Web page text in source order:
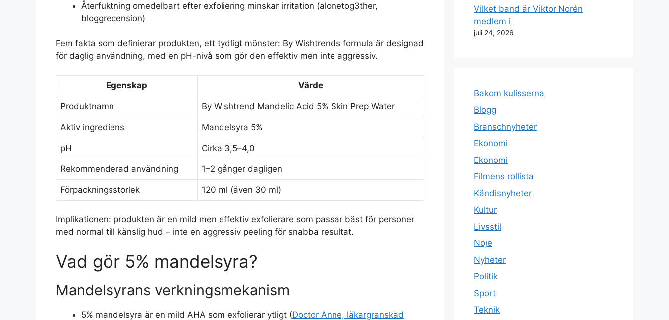
Återfuktning omedelbart efter exfoliering minskar irritation (alonetog3ther,
bloggrecension)
Fem fakta som definierar produkten, ett tydligt mönster: By Wishtrends formula är designad
för daglig användning, med en pH-nivå som gör den effektiv men inte aggressiv.
Egenskap Värde
Produktnamn By Wishtrend Mandelic Acid 5% Skin Prep Water
Aktiv ingrediens Mandelsyra 5%
pH Cirka 3,5–4,0
Rekommenderad användning 1–2 gånger dagligen
Förpackningsstorlek 120 ml (även 30 ml)
Implikationen: produkten är en mild men effektiv exfolierare som passar bäst för personer
med normal till känslig hud – inte en aggressiv peeling för snabba resultat.
Vad gör 5% mandelsyra?
Mandelsyrans verkningsmekanism
5% mandelsyra är en mild AHA som exfolierar ytligt (Doctor Anne, läkargranskad
Vilket band är Viktor Norén
medlem i
juli 24, 2026
Bakom kulisserna
Blogg
Branschnyheter
Ekonomi
Ekonomi
Filmens rollista
Kändisnyheter
Kultur
Livsstil
Nöje
Nyheter
Politik
Sport
Teknik